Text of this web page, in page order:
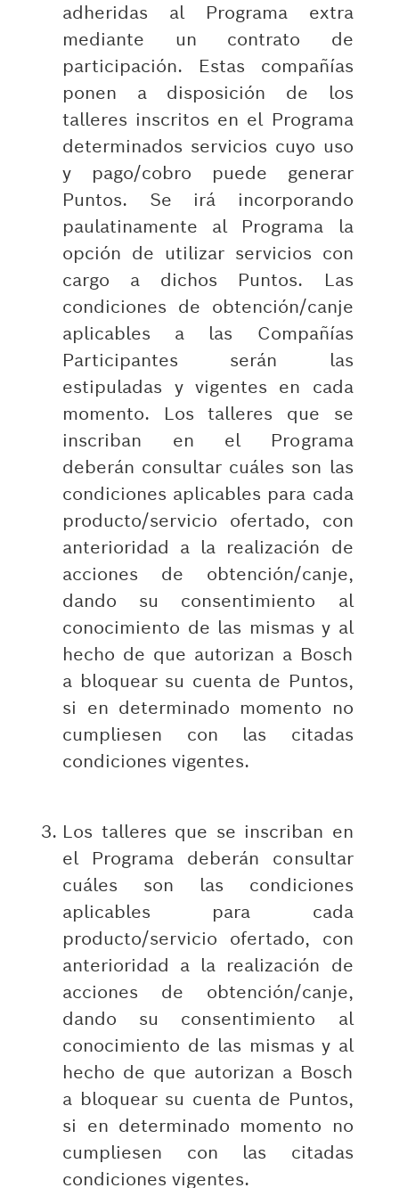
adheridas al Programa extra
mediante un contrato de
participación. Estas compañías
ponen a disposición de los
talleres inscritos en el Programa
determinados servicios cuyo uso
y pago/cobro puede generar
Puntos. Se irá incorporando
paulatinamente al Programa la
opción de utilizar servicios con
cargo a dichos Puntos. Las
condiciones de obtención/canje
aplicables a las Compañías
Participantes serán las
estipuladas y vigentes en cada
momento. Los talleres que se
inscriban en el Programa
deberán consultar cuáles son las
condiciones aplicables para cada
producto/servicio ofertado, con
anterioridad a la realización de
acciones de obtención/canje,
dando su consentimiento al
conocimiento de las mismas y al
hecho de que autorizan a Bosch
a bloquear su cuenta de Puntos,
si en determinado momento no
cumpliesen con las citadas
condiciones vigentes.
Los talleres que se inscriban en
el Programa deberán consultar
cuáles son las condiciones
aplicables para cada
producto/servicio ofertado, con
anterioridad a la realización de
acciones de obtención/canje,
dando su consentimiento al
conocimiento de las mismas y al
hecho de que autorizan a Bosch
a bloquear su cuenta de Puntos,
si en determinado momento no
cumpliesen con las citadas
condiciones vigentes.